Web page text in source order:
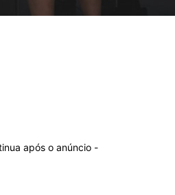
após o anúncio -